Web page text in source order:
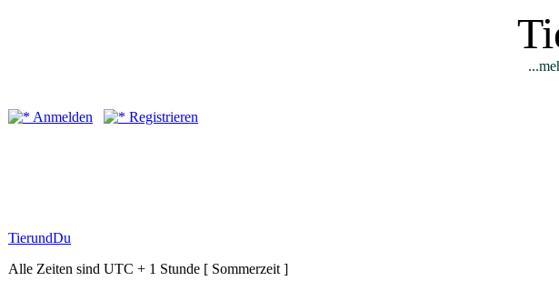
Anmelden Registrieren
TierundDu
Alle Zeiten sind UTC + 1 Stunde [ Sommerzeit ]